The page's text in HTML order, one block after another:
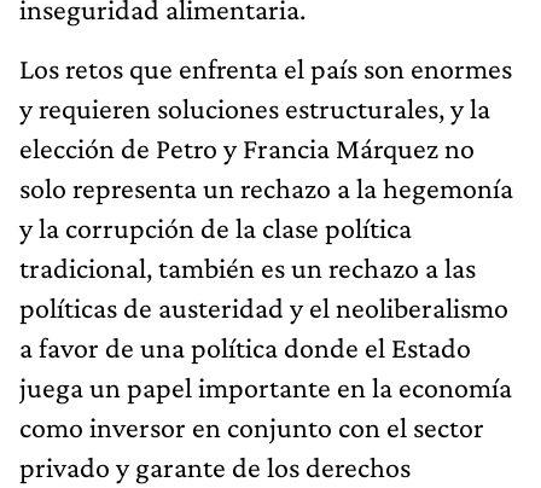
inseguridad alimentaria.
Los retos que enfrenta el país son enormes
y requieren soluciones estructurales, y la
elección de Petro y Francia Márquez no
solo representa un rechazo a la hegemonía
y la corrupción de la clase política
tradicional, también es un rechazo a las
políticas de austeridad y el neoliberalismo
a favor de una política donde el Estado
juega un papel importante en la economía
como inversor en conjunto con el sector
privado y garante de los derechos